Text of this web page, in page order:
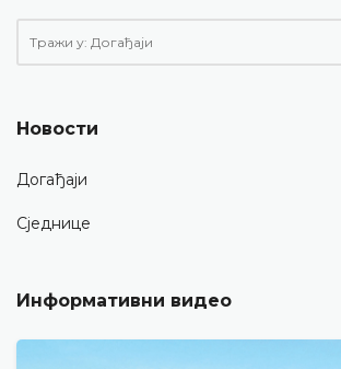
Новости
Догађаји
Сједнице
Информативни видео